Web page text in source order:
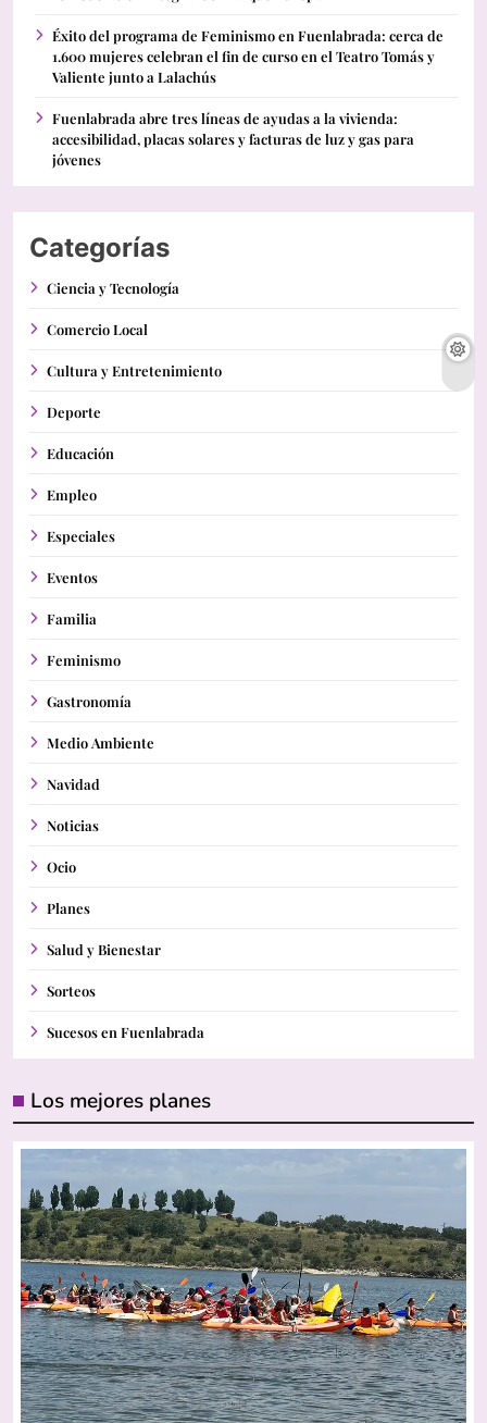
Éxito del programa de Feminismo en Fuenlabrada: cerca de
1.600 mujeres celebran el fin de curso en el Teatro Tomás y
Valiente junto a Lalachús
Fuenlabrada abre tres líneas de ayudas a la vivienda:
accesibilidad, placas solares y facturas de luz y gas para
jóvenes
Categorías
Ciencia y Tecnología
Comercio Local
Cultura y Entretenimiento
Deporte
Educación
Empleo
Especiales
Eventos
Familia
Feminismo
Gastronomía
Medio Ambiente
Navidad
Noticias
Ocio
Planes
Salud y Bienestar
Sorteos
Sucesos en Fuenlabrada
Los mejores planes